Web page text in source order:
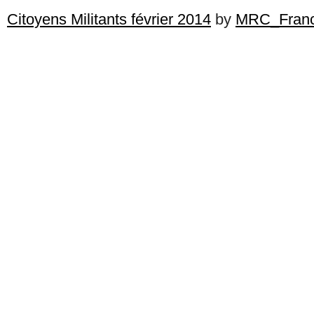
Citoyens Militants février 2014 by